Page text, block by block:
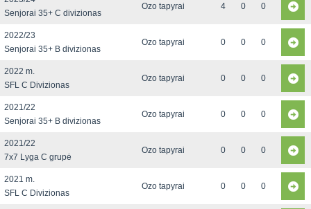
Senjorai 35+ C divizionas
Ozo tapyrai 4 0 0
2022/23
Senjorai 35+ B divizionas
Ozo tapyrai 0 0 0
2022 m.
SFL C Divizionas
Ozo tapyrai 0 0 0
2021/22
Senjorai 35+ B divizionas
Ozo tapyrai 0 0 0
2021/22
7x7 Lyga C grupė
Ozo tapyrai 0 0 0
2021 m.
SFL C Divizionas
Ozo tapyrai 0 0 0